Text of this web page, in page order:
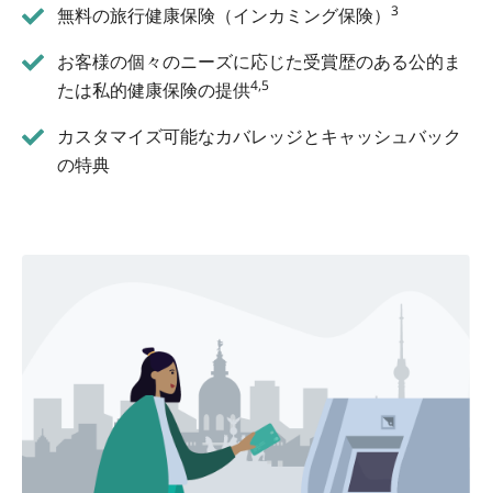
無料の旅行健康保険（インカミング保険） 3
お客様の個々のニーズに応じた受賞歴のある公的ま
たは私的健康保険の提供4,5
カスタマイズ可能なカバレッジとキャッシュバック
の特典